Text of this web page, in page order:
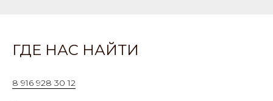
ГДЕ НАС НАЙТИ
8 916 928 30 12